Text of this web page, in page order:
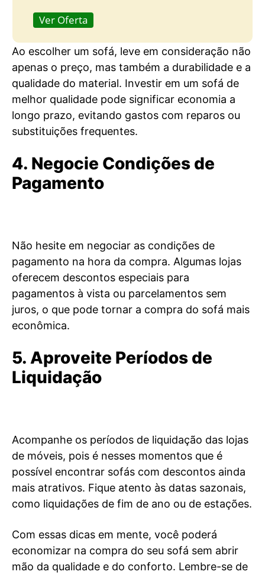
Ver Oferta
Ao escolher um sofá, leve em consideração não
apenas o preço, mas também a durabilidade e a
qualidade do material. Investir em um sofá de
melhor qualidade pode significar economia a
longo prazo, evitando gastos com reparos ou
substituições frequentes.
4. Negocie Condições de
Pagamento
Não hesite em negociar as condições de
pagamento na hora da compra. Algumas lojas
oferecem descontos especiais para
pagamentos à vista ou parcelamentos sem
juros, o que pode tornar a compra do sofá mais
econômica.
5. Aproveite Períodos de
Liquidação
Acompanhe os períodos de liquidação das lojas
de móveis, pois é nesses momentos que é
possível encontrar sofás com descontos ainda
mais atrativos. Fique atento às datas sazonais,
como liquidações de fim de ano ou de estações.
Com essas dicas em mente, você poderá
economizar na compra do seu sofá sem abrir
mão da qualidade e do conforto. Lembre-se de